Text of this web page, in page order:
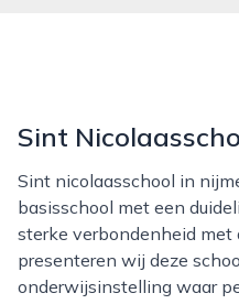
Sint
Sint nicolaasschool in nijmegen is een eigentijdse
basisschool met een
sterke verbondenheid met
presenteren wij deze
onderwijsinstelling waar